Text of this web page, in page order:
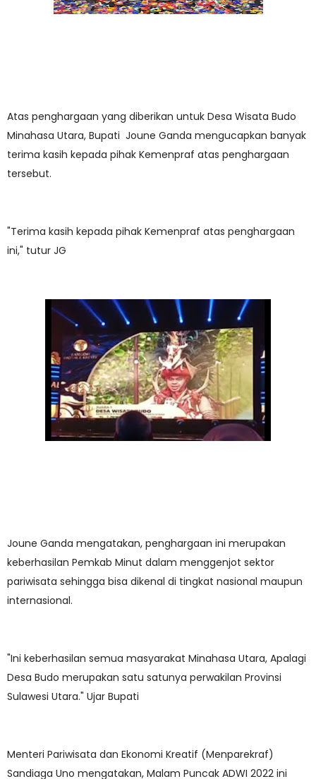
Atas penghargaan yang diberikan untuk Desa Wisata Budo
Minahasa Utara, Bupati Joune Ganda mengucapkan banyak
terima kasih kepada pihak Kemenpraf atas penghargaan
tersebut.
"Terima kasih kepada pihak Kemenpraf atas penghargaan
ini," tutur JG
Joune Ganda mengatakan, penghargaan ini merupakan
keberhasilan Pemkab Minut dalam menggenjot sektor
pariwisata sehingga bisa dikenal di tingkat nasional maupun
internasional.
"Ini keberhasilan semua masyarakat Minahasa Utara, Apalagi
Desa Budo merupakan satu satunya perwakilan Provinsi
Sulawesi Utara." Ujar Bupati
Menteri Pariwisata dan Ekonomi Kreatif (Menparekraf)
Sandiaga Uno mengatakan, Malam Puncak ADWI 2022 ini